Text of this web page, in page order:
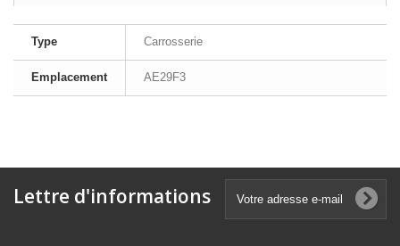
Type Carrosserie
Emplacement AE29F3
Lettre d'informations